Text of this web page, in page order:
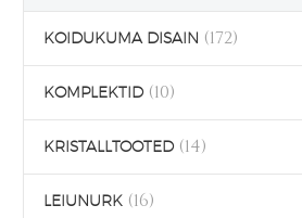
KOIDUKUMA DISAIN (172)
KOMPLEKTID (10)
KRISTALLTOOTED (14)
LEIUNURK (16)